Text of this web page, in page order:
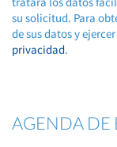
su solicitud. Para
de sus datos y
privacidad.
AGENDA DE